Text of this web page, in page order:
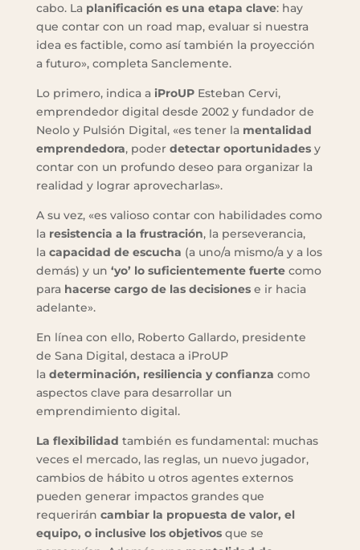
cabo. La planificación es una etapa clave: hay
que contar con un road map, evaluar si nuestra
idea es factible, como así también la proyección
a futuro», completa Sanclemente.
Lo primero, indica a iProUP Esteban Cervi,
emprendedor digital desde 2002 y fundador de
Neolo y Pulsión Digital, «es tener la mentalidad
emprendedora, poder detectar oportunidades y
contar con un profundo deseo para organizar la
realidad y lograr aprovecharlas».
A su vez, «es valioso contar con habilidades como
la resistencia a la frustración, la perseverancia,
la capacidad de escucha (a uno/a mismo/a y a los
demás) y un ‘yo’ lo suficientemente fuerte como
para hacerse cargo de las decisiones e ir hacia
adelante».
En línea con ello, Roberto Gallardo, presidente
de Sana Digital, destaca a iProUP
la determinación, resiliencia y confianza como
aspectos clave para desarrollar un
emprendimiento digital.
La flexibilidad también es fundamental: muchas
veces el mercado, las reglas, un nuevo jugador,
cambios de hábito u otros agentes externos
pueden generar impactos grandes que
requerirán cambiar la propuesta de valor, el
equipo, o inclusive los objetivos que se